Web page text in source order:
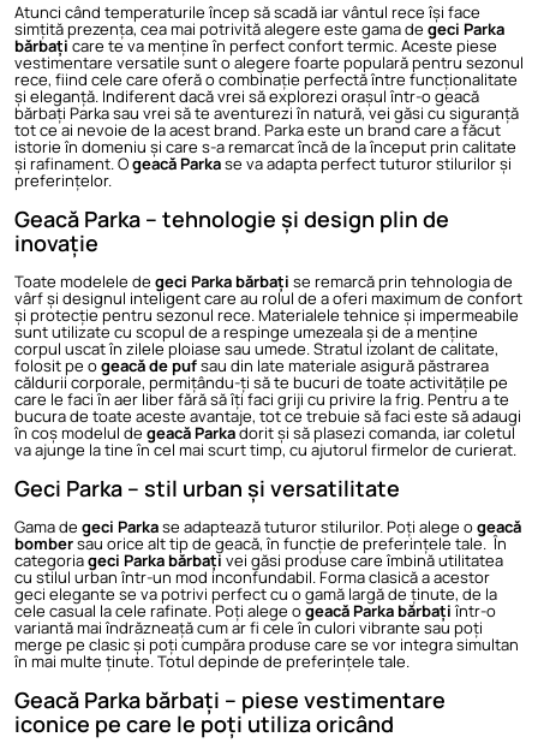
Atunci când temperaturile încep să scadă iar vântul rece își face
simțită prezența, cea mai potrivită alegere este gama de geci Parka
bărbațicare te va menține în perfect confort termic. Aceste piese
vestimentare versatile sunt o alegere foarte populară pentru sezonul
rece, fiind cele care oferă o combinație perfectă între funcționalitate
și eleganță. Indiferent dacă vrei să explorezi orașul într-ogeacă
bărbați Parka sau vrei să te aventurezi în natură, vei găsi cu siguranță
tot ce ai nevoie de la acest brand. Parka este un brand care a făcut
istorie în domeniu și care s-a remarcat încă de la început prin calitate
și rafinament. Ogeacă Parkase va adapta perfect tuturor stilurilor și
preferințelor.
Geacă Parka – tehnologie și design plin de
inovație
Toate modelele de geci Parka bărbați se remarcă prin tehnologia de
vârf și designul inteligent care au rolul de a oferi maximum de confort
și protecție pentru sezonul rece. Materialele tehnice și impermeabile
sunt utilizate cu scopul de a respinge umezeala și de a menține
corpul uscat în zilele ploiase sau umede. Stratul izolant de calitate,
folosit pe ogeacă de pufsau din late materiale asigură păstrarea
căldurii corporale, permițându-ți să te bucuri de toate activitățile pe
care le faci în aer liber fără să îți faci griji cu privire la frig. Pentru a te
bucura de toate aceste avantaje, tot ce trebuie să faci este să adaugi
în coș modelul de geacă Parkadorit și să plasezi comanda, iar coletul
va ajunge la tine în cel mai scurt timp, cu ajutorul firmelor de curierat.
Geci Parka – stil urban și versatilitate
Gama de geci Parkase adaptează tuturor stilurilor. Poți alege ogeacă
bombersau orice alt tip de geacă, în funcție de preferințele tale. În
categoriageci Parka bărbațivei găsi produse care îmbină utilitatea
cu stilul urban într-un mod inconfundabil. Forma clasică a acestor
geci elegante se va potrivi perfect cu o gamă largă de ținute, de la
cele casual la cele rafinate. Poți alege ogeacă Parka bărbați într-o
variantă mai îndrăzneață cum ar fi cele în culori vibrante sau poți
merge pe clasic și poți cumpăra produse care se vor integra simultan
în mai multe ținute. Totul depinde de preferințele tale.
Geacă Parka bărbați – piese vestimentare
iconice pe care le poți utiliza oricând